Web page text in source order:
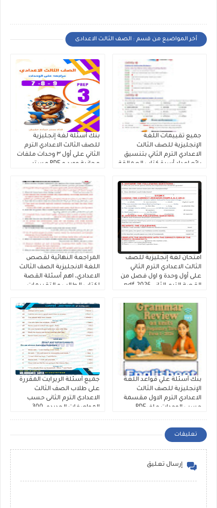
أخر المواضيع من قسم : الصف الثالث الاعدادى
جميع تقييمات اللغة
الإنجليزية للصف الثالث
الاعدادي الترم الثاني بتنسيق
رائع إعداد أسرة كتاب العمالقة
بنك أسئلة لغة إنجليزية
للصف الثالث الاعدادي الترم
الثاني على أول ٣ وحدات ملفات
مجانية وورد و PDF مستر
امتحان لغة إنجليزية للصف
الثالث الاعدادي الترم الثاني
على أول وحدة و اول فصل من
القصة الترم الثاني 2026.pdf
المراجعة النهائية لقصص
اللغة الانجليزية الصف الثالث
الاعدادي، اهم أسئلة القصة
لكتاب الطالب و التقييمات
كتاب فايف ستارز
بنك أسئلة علي قواعد اللغة
الإنجليزية للصف الثالث
الاعدادي الترم الاول مقسمة
حسب الوحدات ملفPDF
جميع أسئلة الريرايت المقررة
على طلاب الصف الثالث
الاعدادى الترم الثانى حسب
المواصفات الجديده، 300
تعليقات
إرسال تعليق